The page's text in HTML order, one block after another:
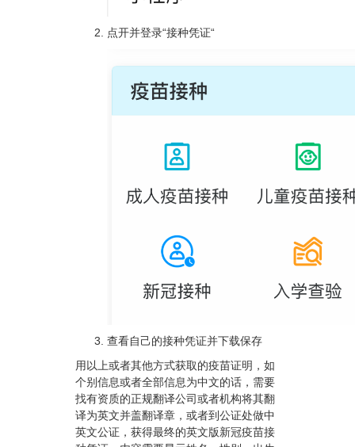
点开并登录“接种凭证“
查看自己的接种凭证并下载保存
用以上或者其他方式获取的疫苗证明，如
个别信息或者全部信息为中文的话，需要
找有资质的正规翻译公司或者机构将其翻
译为英文并盖翻译章，或者到公证处做中
英文公证，获得最终的英文版新冠疫苗接